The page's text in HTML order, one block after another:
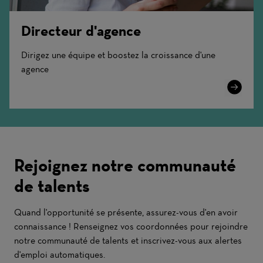
Directeur d'agence
Dirigez une équipe et boostez la croissance d'une
agence
Learn
Rejoignez notre communauté
de talents
Quand l'opportunité se présente, assurez-vous d'en avoir
connaissance ! Renseignez vos coordonnées pour rejoindre
notre communauté de talents et inscrivez-vous aux alertes
d'emploi automatiques.